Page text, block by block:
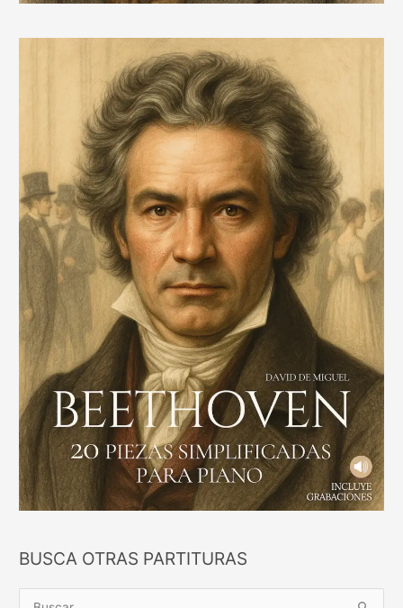
BUSCA OTRAS PARTITURAS